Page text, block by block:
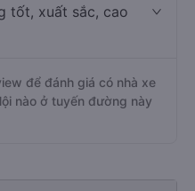
tốt, xuất sắc, cao
để đánh giá có nhà xe
nào ở tuyến đường này